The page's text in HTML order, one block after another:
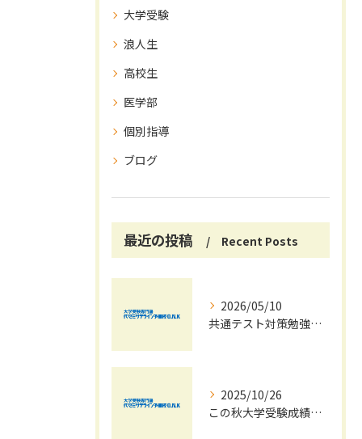
大学受験
浪人生
高校生
医学部
個別指導
ブログ
最近の投稿 Recent Posts
2026/05/10
共通テスト対策勉強は早めに始めましょう！
2025/10/26
この秋大学受験成績大幅UPの秘訣